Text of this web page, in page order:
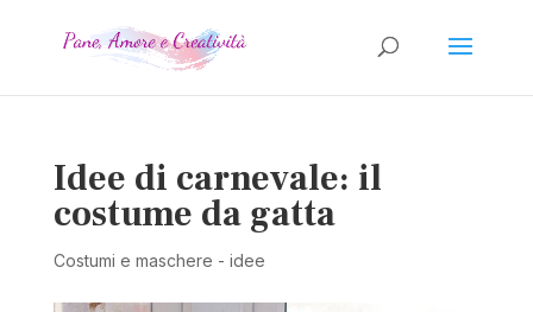
Idee di carnevale: il
costume da gatta
Costumi e maschere - idee